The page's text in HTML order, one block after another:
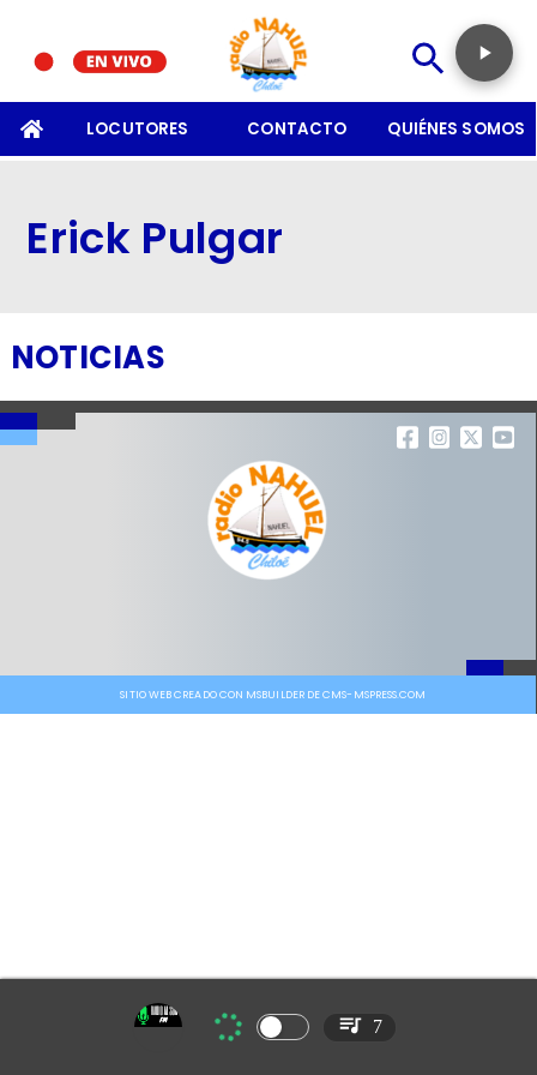
LOCUTORES CONTACTO QUIÉNES SOMOS
Erick Pulgar
NOTICIAS
SITIO WEB CREADO CON MSBUILDER DE CMS-MSPRESS.COM
7